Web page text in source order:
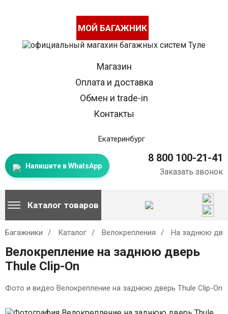
МОЙ БАГАЖНИК
Магазин
Оплата и доставка
Обмен и trade-in
Контакты
Екатеринбург
Напишите в WhatsApp
8 800 100-21-41
Заказать звонок
Каталог товаров
Багажники Каталог Велокрепления На заднюю
Велокрепление на заднюю дверь
Thule Clip-On
Фото и видео Велокрепление на заднюю дверь Thule Clip-On